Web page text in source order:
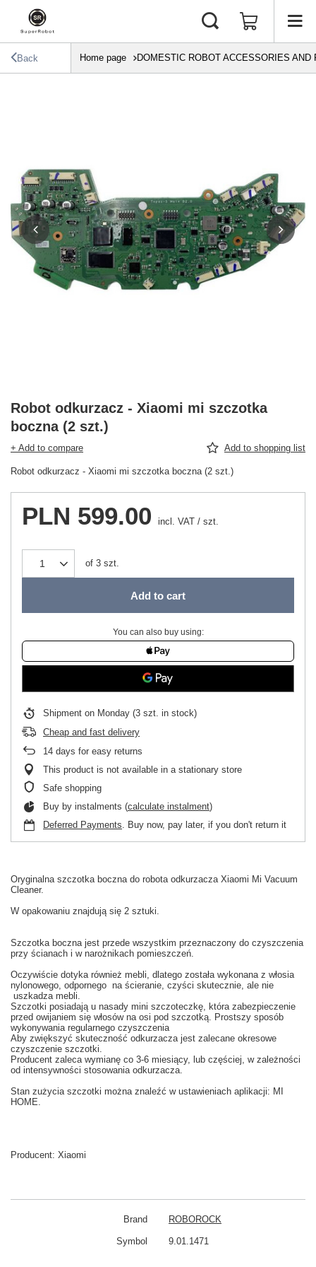
Back Home page DOMESTIC ROBOT ACCESSORIES AND
Robot odkurzacz - Xiaomi mi szczotka
boczna (2 szt.)
+ Add to compare Add to shopping list
Robot odkurzacz - Xiaomi mi szczotka boczna (2 szt.)
PLN 599.00 incl. VAT / szt.
of 3 szt.
Add to cart
You can also buy using:
Shipment on Monday (3 szt. in stock)
Cheap and fast delivery
14 days for easy returns
This product is not available in a stationary store
Safe shopping
Buy by instalments (calculate instalment)
Deferred Payments. Buy now, pay later, if you don't return it
Oryginalna szczotka boczna do robota odkurzacza Xiaomi Mi Vacuum
Cleaner.
W opakowaniu znajdują się 2 sztuki.
Szczotka boczna jest przede wszystkim przeznaczony do czyszczenia
przy ścianach i w narożnikach pomieszczeń.
Oczywiście dotyka również mebli, dlatego została wykonana z włosia
nylonowego, odpornego na ścieranie, czyści skutecznie, ale nie
uszkadza mebli.
Szczotki posiadają u nasady mini szczoteczkę, którazabezpieczenie
przed owijaniem się włosów na osi pod szczotką. Prostszy sposób
wykonywania regularnego czyszczenia
Aby zwiększyć skuteczność odkurzacza jest zalecane okresowe
czyszczenie szczotki.
Producent zaleca wymianę co 3-6 miesiący, lub częściej, w zależności
od intensywności stosowania odkurzacza.
Stan zużycia szczotki można znaleźć w ustawieniach aplikacji: MI
HOME.
Producent: Xiaomi
Brand ROBOROCK
Symbol 9.01.1471